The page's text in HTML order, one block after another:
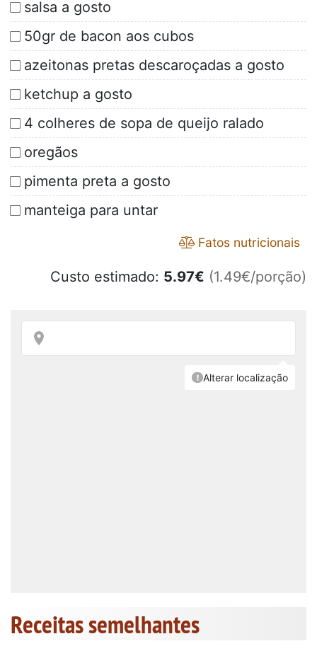
salsa a gosto
50gr de bacon aos cubos
azeitonas pretas descaroçadas a gosto
ketchup a gosto
4 colheres de sopa de queijo ralado
oregãos
pimenta preta a gosto
manteiga para untar
Fatos nutricionais
Custo estimado: 5.97€ (1.49€/porção)
Receitas semelhantes